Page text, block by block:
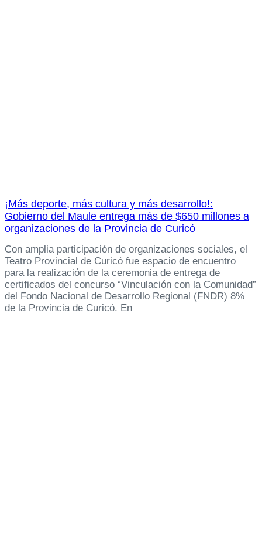
¡Más deporte, más cultura y más desarrollo!:
Gobierno del Maule entrega más de $650 millones a
organizaciones de la Provincia de Curicó
Con amplia participación de organizaciones sociales, el
Teatro Provincial de Curicó fue espacio de encuentro
para la realización de la ceremonia de entrega de
certificados del concurso “Vinculación con la Comunidad”
del Fondo Nacional de Desarrollo Regional (FNDR) 8%
de la Provincia de Curicó. En